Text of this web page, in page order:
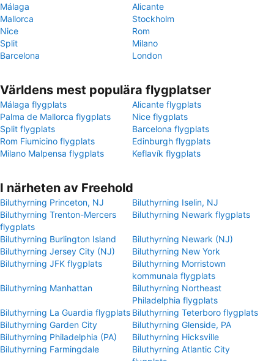
Málaga
Alicante
Mallorca
Stockholm
Nice
Rom
Split
Milano
Barcelona
London
Världens mest populära flygplatser
Málaga flygplats
Alicante flygplats
Palma de Mallorca flygplats
Nice flygplats
Split flygplats
Barcelona flygplats
Rom Fiumicino flygplats
Edinburgh flygplats
Milano Malpensa flygplats
Keflavík flygplats
I närheten av Freehold
Biluthyrning Princeton, NJ
Biluthyrning Iselin, NJ
Biluthyrning Trenton-Mercers
flygplats
Biluthyrning Newark flygplats
Biluthyrning Burlington Island
Biluthyrning Newark (NJ)
Biluthyrning Jersey City (NJ)
Biluthyrning New York
Biluthyrning JFK flygplats
Biluthyrning Morristown
kommunala flygplats
Biluthyrning Manhattan
Biluthyrning Northeast
Philadelphia flygplats
Biluthyrning La Guardia flygplats Biluthyrning Teterboro flygplats
Biluthyrning Garden City
Biluthyrning Glenside, PA
Biluthyrning Philadelphia (PA)
Biluthyrning Hicksville
Biluthyrning Farmingdale
Biluthyrning Atlantic City